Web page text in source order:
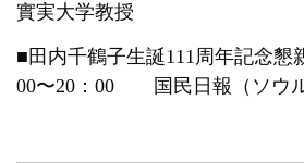
實実大学教授
■田内千鶴子生誕111周年記念
00〜20：00 国民日報（ソウル